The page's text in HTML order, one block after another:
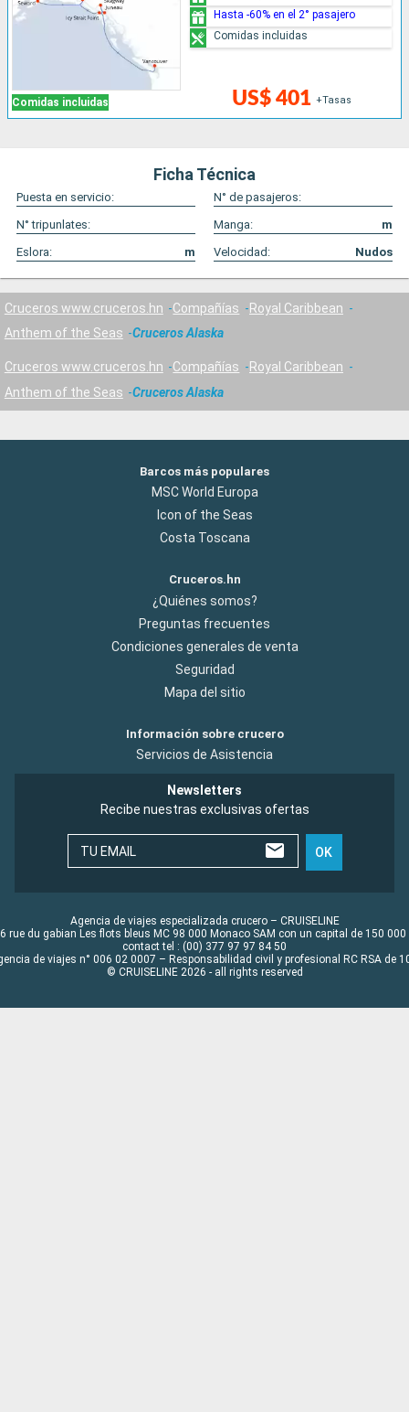
Comidas incluidas US$ 401 +Tasas
Hasta -60% en el 2° pasajero
Comidas incluidas
Ficha Técnica
Puesta en servicio:
N° de pasajeros:
N° tripunlates:
Manga:
m
Eslora:
m Velocidad: Nudos
Cruceros www.cruceros.hn Compañías
Royal Caribbean
Anthem of the Seas
Cruceros Alaska
Cruceros www.cruceros.hn Compañías
Royal Caribbean
Anthem of the Seas
Cruceros Alaska
Barcos más populares
MSC World Europa
Icon of the Seas
Costa Toscana
Cruceros.hn
¿Quiénes somos?
Preguntas frecuentes
Condiciones generales de venta
Seguridad
Mapa del sitio
Información sobre crucero
Servicios de Asistencia
Newsletters
Recibe nuestras exclusivas ofertas
TU EMAIL OK
Agencia de viajes especializada crucero – CRUISELINE
rue du gabian Les flots bleus MC 98 000 Monaco SAM con un capital de 150 000
contact tel : (00) 377 97 97 84 50
de viajes n° 006 02 0007 – Responsabilidad civil y profesional RC RSA de
© CRUISELINE 2026 - all rights reserved